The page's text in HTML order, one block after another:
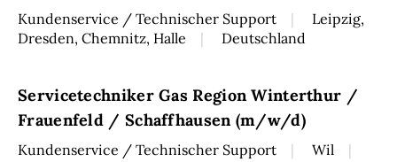
Kundenservice / Technischer Support
Leipzig,
Dresden, Chemnitz, Halle
Deutschland
Servicetechniker Gas Region Winterthur /
Frauenfeld / Schaffhausen (m/w/d)
Kundenservice / Technischer Support
Wil